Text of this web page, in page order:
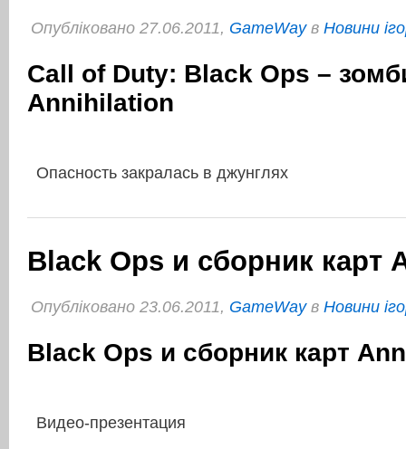
Опубліковано 27.06.2011, GameWayв Новини
Call of Duty: Black Ops –
Annihilation
Опасность закралась в джунглях
Black Ops и сборник карт
Опубліковано 23.06.2011, GameWayв Новини
Black Ops и сборник карт
Видео-презентация